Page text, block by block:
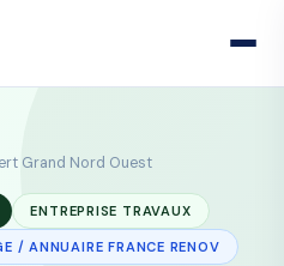
Grand Nord Ouest
ENTREPRISE TRAVAUX
/ ANNUAIRE FRANCE RENOV